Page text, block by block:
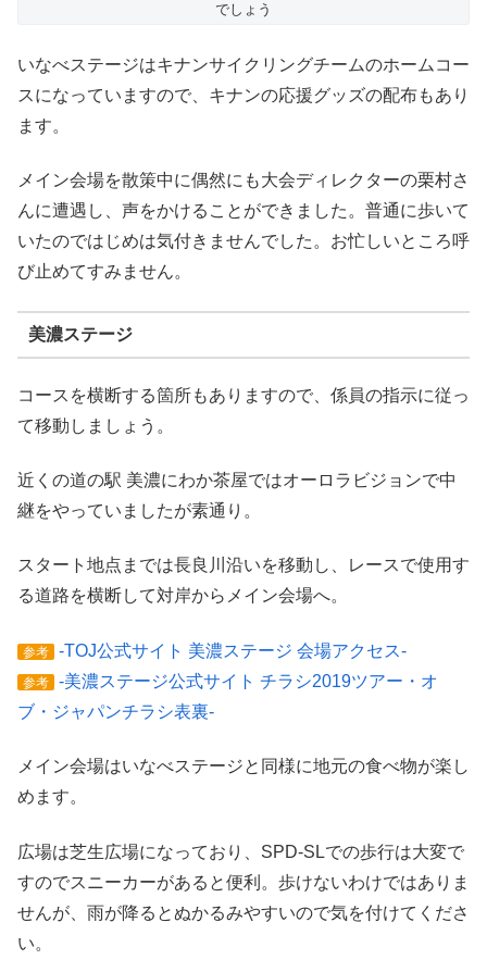
でしょう
いなべステージはキナンサイクリングチームのホームコー
スになっていますので、キナンの応援グッズの配布もあり
ます。
メイン会場を散策中に偶然にも大会ディレクターの栗村さ
んに遭遇し、声をかけることができました。普通に歩いて
いたのではじめは気付きませんでした。お忙しいところ呼
び止めてすみません。
美濃ステージ
コースを横断する箇所もありますので、係員の指示に従っ
て移動しましょう。
近くの道の駅 美濃にわか茶屋ではオーロラビジョンで中
継をやっていましたが素通り。
スタート地点までは長良川沿いを移動し、レースで使用す
る道路を横断して対岸からメイン会場へ。
参考 -TOJ公式サイト 美濃ステージ 会場アクセス-
参考
-美濃ステージ公式サイト チラシ2019ツアー・オ
ブ・ジャパンチラシ表裏-
メイン会場はいなべステージと同様に地元の食べ物が楽し
めます。
広場は芝生広場になっており、SPD-SLでの歩行は大変で
すのでスニーカーがあると便利。歩けないわけではありま
せんが、雨が降るとぬかるみやすいので気を付けてくださ
い。